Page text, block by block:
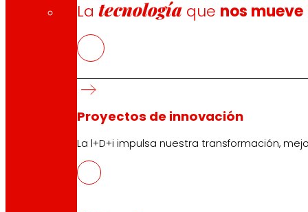
Latecnología que nos mueve
Proyectos de innovación
La l+D+i impulsa nuestra transformación,